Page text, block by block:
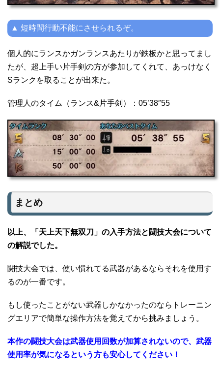
▲ 短時間行動不能にさせられるぞ。
個人的にランスかガンランスあたりが鉄板かと思ってまし
たが、超上手い片手剣の方が参加してくれて、あっけなく
Sランクを取ることが出来た。
管理人のタイム（ランス&片手剣）：05’38″55
まとめ
以上、「天上天下無双刀」の入手方法と闘技大会について
の解説でした。
闘技大会では、使い慣れてる武器があるならそれを使用す
るのが一番です。
もし使ったことがない武器しかなかったのならトレーニン
グエリアで簡単な操作方法を覚えてから挑みましょう。
本作の闘技大会は武器使用回数が加算されないので、武器
使用率が気になるという方も安心してください！